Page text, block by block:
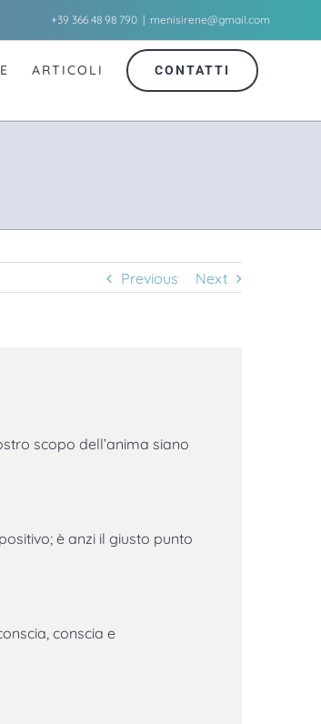
+39 366 48 98 790 | menisirene@gmail.com
ARTICOLI CONTATTI
Previous Next
scopo dell’anima siano
è anzi il giusto punto
conscia e